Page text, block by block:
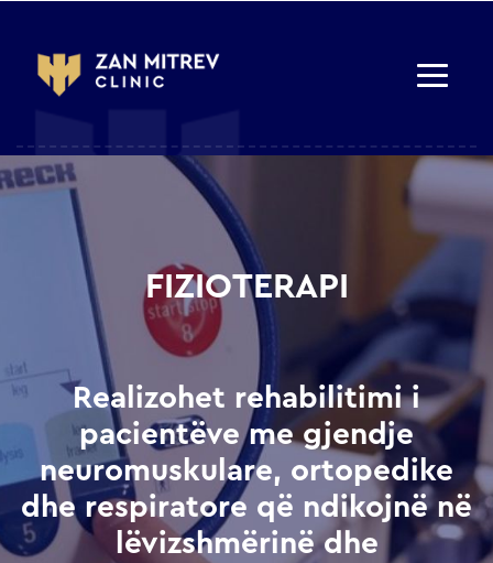
FIZIOTERAPI
Realizohet rehabilitimi i
pacientëve me gjendje
neuromuskulare, ortopedike
dhe respiratore që ndikojnë në
lëvizshmërinë dhe